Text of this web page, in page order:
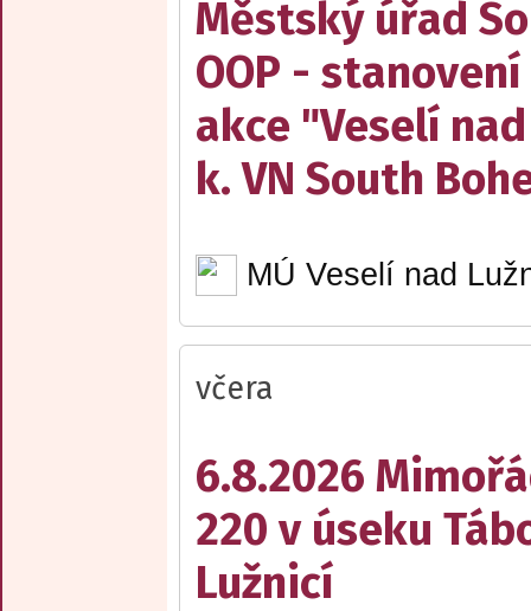
Městský úřad
OOP -
akce "Veselí
k. VN South
MÚ Veselí nad
včera
6.8.2026
220 v úseku
Lužnicí